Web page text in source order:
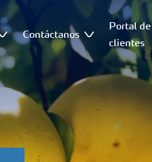
Contáctanos
Portal de
clientes